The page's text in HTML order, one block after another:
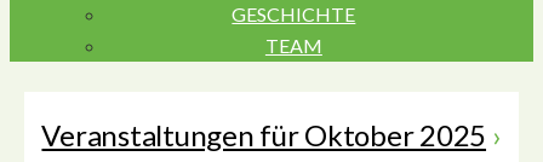
GESCHICHTE
TEAM
Veranstaltungen für Oktober 2025 ›